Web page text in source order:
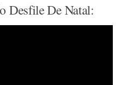
Desfile De Natal: